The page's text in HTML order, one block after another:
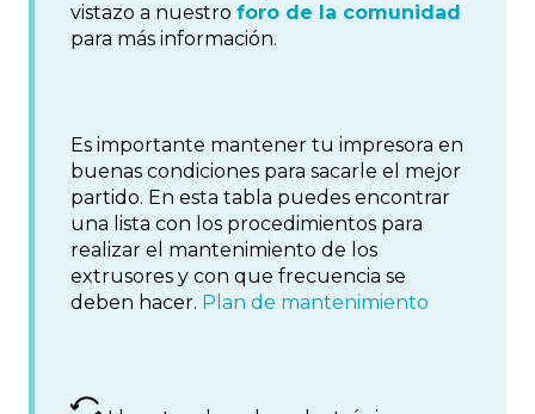
vistazo a nuestro foro de la comunidad
para más información.
Es importante mantener tu impresora en
buenas condiciones para sacarle el mejor
partido. En esta tabla puedes encontrar
una lista con los procedimientos para
realizar el mantenimiento de los
extrusores y con que frecuencia se
deben hacer. Plan de mantenimiento